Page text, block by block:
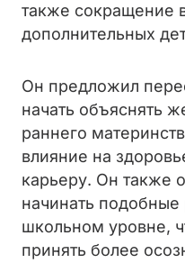
также сокращение
дополнительных
Он предложил
начать объяснять
раннего
влияние на
карьеру. Он также
начинать
школьном уровне,
принять более